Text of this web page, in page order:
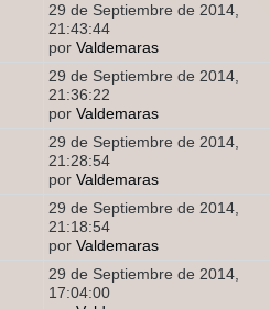
29 de Septiembre de 2014,
21:43:44
porValdemaras
29 de Septiembre de 2014,
21:36:22
porValdemaras
29 de Septiembre de 2014,
21:28:54
porValdemaras
29 de Septiembre de 2014,
21:18:54
porValdemaras
29 de Septiembre de 2014,
17:04:00